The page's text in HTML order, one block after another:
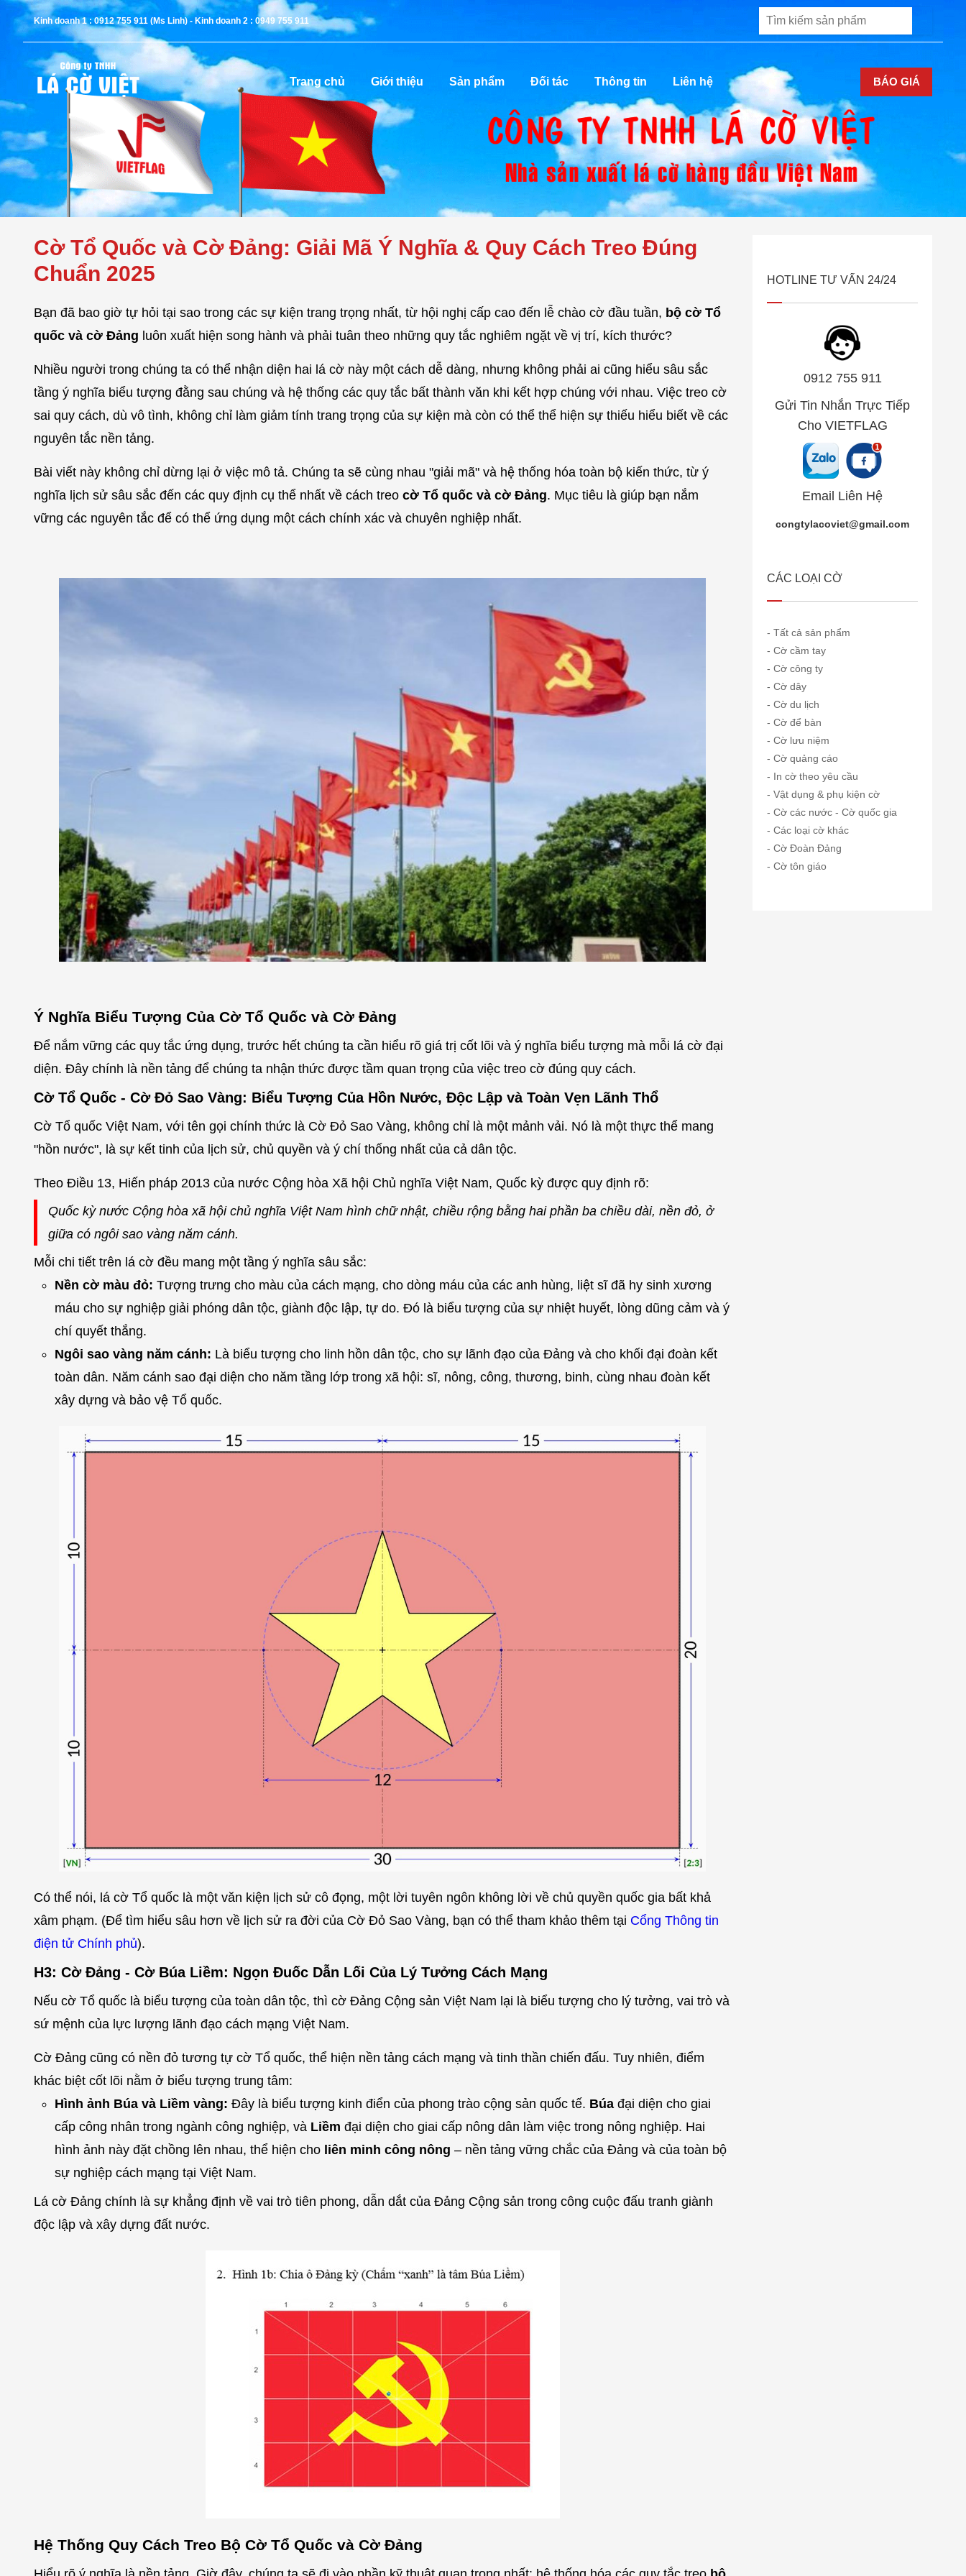
Kinh doanh 1 : 0912 755 911 (Ms Linh) - Kinh doanh 2 : 0949 755 911
Trang chủ Giới thiệu Sản phẩm Đối tác Thông tin Liên hệ BÁO GIÁ
Cờ Tổ Quốc và Cờ Đảng: Giải Mã Ý Nghĩa & Quy Cách Treo Đúng
Chuẩn 2025
Bạn đã bao giờ tự hỏi tại sao trong các sự kiện trang trọng nhất, từ hội nghị cấp cao đến lễ chào cờ đầu tuần, bộ cờ Tổ
quốc và cờ Đảng luôn xuất hiện song hành và phải tuân theo những quy tắc nghiêm ngặt về vị trí, kích thước?
Nhiều người trong chúng ta có thể nhận diện hai lá cờ này một cách dễ dàng, nhưng không phải ai cũng hiểu sâu sắc
tầng ý nghĩa biểu tượng đằng sau chúng và hệ thống các quy tắc bất thành văn khi kết hợp chúng với nhau. Việc treo cờ
sai quy cách, dù vô tình, không chỉ làm giảm tính trang trọng của sự kiện mà còn có thể thể hiện sự thiếu hiểu biết về các
nguyên tắc nền tảng.
Bài viết này không chỉ dừng lại ở việc mô tả. Chúng ta sẽ cùng nhau "giải mã" và hệ thống hóa toàn bộ kiến thức, từ ý
nghĩa lịch sử sâu sắc đến các quy định cụ thể nhất về cách treo cờ Tổ quốc và cờ Đảng. Mục tiêu là giúp bạn nắm
vững các nguyên tắc để có thể ứng dụng một cách chính xác và chuyên nghiệp nhất.
Ý Nghĩa Biểu Tượng Của Cờ Tổ Quốc và Cờ Đảng
Để nắm vững các quy tắc ứng dụng, trước hết chúng ta cần hiểu rõ giá trị cốt lõi và ý nghĩa biểu tượng mà mỗi lá cờ đại
diện. Đây chính là nền tảng để chúng ta nhận thức được tầm quan trọng của việc treo cờ đúng quy cách.
Cờ Tổ Quốc - Cờ Đỏ Sao Vàng: Biểu Tượng Của Hồn Nước, Độc Lập và Toàn Vẹn Lãnh Thổ
Cờ Tổ quốc Việt Nam, với tên gọi chính thức là Cờ Đỏ Sao Vàng, không chỉ là một mảnh vải. Nó là một thực thể mang
"hồn nước", là sự kết tinh của lịch sử, chủ quyền và ý chí thống nhất của cả dân tộc.
Theo Điều 13, Hiến pháp 2013 của nước Cộng hòa Xã hội Chủ nghĩa Việt Nam, Quốc kỳ được quy định rõ:
Quốc kỳ nước Cộng hòa xã hội chủ nghĩa Việt Nam hình chữ nhật, chiều rộng bằng hai phần ba chiều dài, nền đỏ, ở
giữa có ngôi sao vàng năm cánh.
Mỗi chi tiết trên lá cờ đều mang một tầng ý nghĩa sâu sắc:
Nền cờ màu đỏ: Tượng trưng cho màu của cách mạng, cho dòng máu của các anh hùng, liệt sĩ đã hy sinh xương
máu cho sự nghiệp giải phóng dân tộc, giành độc lập, tự do. Đó là biểu tượng của sự nhiệt huyết, lòng dũng cảm và ý
chí quyết thắng.
Ngôi sao vàng năm cánh: Là biểu tượng cho linh hồn dân tộc, cho sự lãnh đạo của Đảng và cho khối đại đoàn kết
toàn dân. Năm cánh sao đại diện cho năm tầng lớp trong xã hội: sĩ, nông, công, thương, binh, cùng nhau đoàn kết
xây dựng và bảo vệ Tổ quốc.
Có thể nói, lá cờ Tổ quốc là một văn kiện lịch sử cô đọng, một lời tuyên ngôn không lời về chủ quyền quốc gia bất khả
xâm phạm. (Để tìm hiểu sâu hơn về lịch sử ra đời của Cờ Đỏ Sao Vàng, bạn có thể tham khảo thêm tại Cổng Thông tin
điện tử Chính phủ).
H3: Cờ Đảng - Cờ Búa Liềm: Ngọn Đuốc Dẫn Lối Của Lý Tưởng Cách Mạng
Nếu cờ Tổ quốc là biểu tượng của toàn dân tộc, thì cờ Đảng Cộng sản Việt Nam lại là biểu tượng cho lý tưởng, vai trò và
sứ mệnh của lực lượng lãnh đạo cách mạng Việt Nam.
Cờ Đảng cũng có nền đỏ tương tự cờ Tổ quốc, thể hiện nền tảng cách mạng và tinh thần chiến đấu. Tuy nhiên, điểm
khác biệt cốt lõi nằm ở biểu tượng trung tâm:
Hình ảnh Búa và Liềm vàng: Đây là biểu tượng kinh điển của phong trào cộng sản quốc tế. Búa đại diện cho giai
cấp công nhân trong ngành công nghiệp, và Liềm đại diện cho giai cấp nông dân làm việc trong nông nghiệp. Hai
hình ảnh này đặt chồng lên nhau, thể hiện cho liên minh công nông – nền tảng vững chắc của Đảng và của toàn bộ
sự nghiệp cách mạng tại Việt Nam.
Lá cờ Đảng chính là sự khẳng định về vai trò tiên phong, dẫn dắt của Đảng Cộng sản trong công cuộc đấu tranh giành
độc lập và xây dựng đất nước.
Hệ Thống Quy Cách Treo Bộ Cờ Tổ Quốc và Cờ Đảng
HOTLINE TƯ VẤN 24/24
0912 755 911
Gửi Tin Nhắn Trực Tiếp
Cho VIETFLAG
Email Liên Hệ
congtylacoviet@gmail.com
CÁC LOẠI CỜ
- Tất cả sản phẩm
- Cờ cầm tay
- Cờ công ty
- Cờ dây
- Cờ du lịch
- Cờ để bàn
- Cờ lưu niệm
- Cờ quảng cáo
- In cờ theo yêu cầu
- Vật dụng & phụ kiện cờ
- Cờ các nước - Cờ quốc gia
- Các loại cờ khác
- Cờ Đoàn Đảng
- Cờ tôn giáo